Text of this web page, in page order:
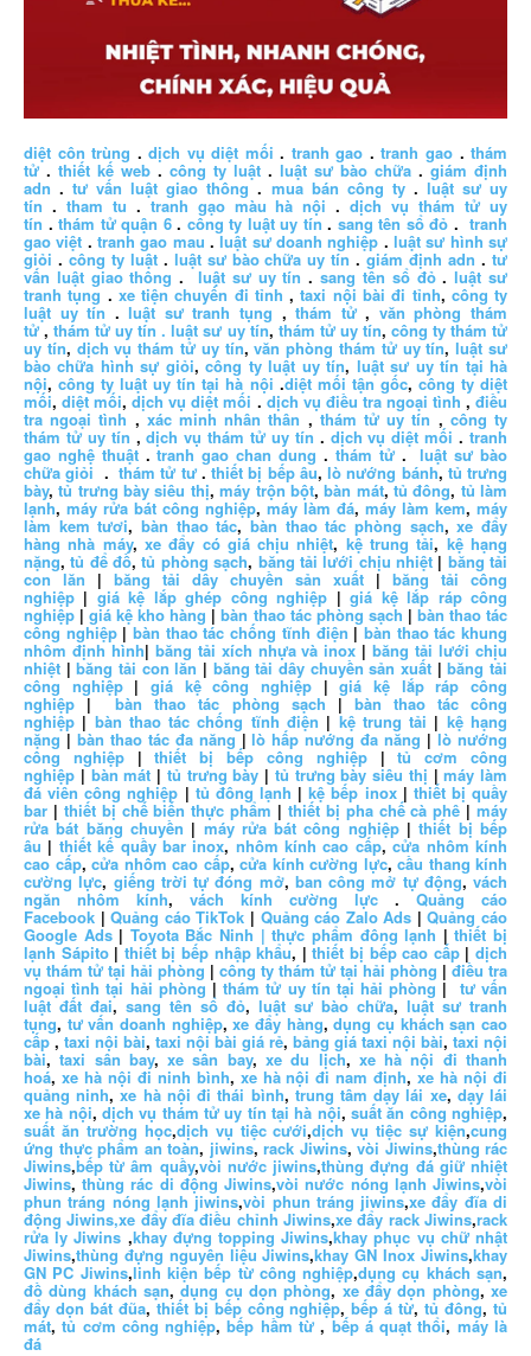
diệt côn trùng .dịch vụ diệt mối . tranh gao .tranh gao .thám
tử. thiết kế web . công ty luật . luật sư bào chữa .giám định
adn .tư vấn luật giao thông. mua bán công ty. luật sư uy
tín . tham tu .tranh gạo màu hà nội .dịch vụ thám tử uy
tín .thám tử quận 6. công ty luật uy tín . sang tên sổ đỏ .tranh
gao việt .tranh gao mau .luật sư doanh nghiệp .luật sư hình sự
giỏi . công ty luật. luật sư bào chữa uy tín .giám định adn .tư
vấn luật giao thông .luật sư uy tín .sang tên sổ đỏ.luật sư
tranh tụng . xe tiện chuyến đi tỉnh ,taxi nội bài đi tỉnh, công ty
luật uy tín .luật sư tranh tụng ,thám tử, văn phòng thám
tử,thám tử uy tín . luật sư uy tín, thám tử uy tín, công ty thám tử
uy tín, dịch vụ thám tử uy tín,văn phòng thám tử uy tín,luật sư
bào chữa hình sự giỏi,công ty luật uy tín, luật sư uy tín tại hà
nội,công ty luật uy tín tại hà nội .diệt mối tận gốc, công ty diệt
mối,diệt mối,dịch vụ diệt mối .dịch vụ điều tra ngoại tình ,điều
tra ngoại tình ,xác minh nhân thân ,thám tử uy tín , công ty
thám tử uy tín ,dịch vụ thám tử uy tín . dịch vụ diệt mối .tranh
gao nghệ thuật.tranh gao chan dung . thám tử.luật sư bào
chữa giỏi .thám tử tư.thiết bị bếp âu,lò nướng bánh, tủ trưng
bày,tủ trưng bày siêu thị,máy trộn bột,bàn mát,tủ đông, tủ làm
lạnh, máy rửa bát công nghiệp, máy làm đá, máy làm kem, máy
làm kem tươi,bàn thao tác,bàn thao tác phòng sạch,xe đẩy
hàng nhà máy, xe đẩy có giá chịu nhiệt, kệ trung tải, kệ hạng
nặng,tủ để đồ,tủ phòng sạch, băng tải lưới chịu nhiệt| băng tải
con lăn | băng tải dây chuyền sản xuất | băng tải công
nghiệp | giá kệ lắp ghép công nghiệp |giá kệ lắp ráp công
nghiệp |giá kệ kho hàng |bàn thao tác phòng sạch | bàn thao tác
công nghiệp|bàn thao tác chống tĩnh điện |bàn thao tác khung
nhôm định hình| băng tải xích nhựa và inox|băng tải lưới chịu
nhiệt |băng tải con lăn | băng tải dây chuyền sản xuất |băng tải
công nghiệp|giá kệ công nghiệp |giá kệ lắp ráp công
nghiệp |bàn thao tác phòng sạch| bàn thao tác công
nghiệp | bàn thao tác chống tĩnh điện | kệ trung tải | kệ hạng
nặng| bàn thao tác đa năng|lò hấp nướng đa năng |lò nướng
công nghiệp|thiết bị bếp công nghiệp|tủ cơm công
nghiệp |bàn mát | tủ trưng bày | tủ trưng bày siêu thị |máy làm
đá viên công nghiệp | tủ đông lạnh |kệ bếp inox| thiết bị quầy
bar | thiết bị chế biến thực phẩm | thiết bị pha chế cà phê| máy
rửa bát băng chuyền | máy rửa bát công nghiệp|thiết bị bếp
âu | thiết kế quầy bar inox, nhôm kính cao cấp,cửa nhôm kính
cao cấp, cửa nhôm cao cấp, cửa kính cường lực, cầu thang kính
cường lực, giếng trời tự đóng mở, ban công mở tự động, vách
ngăn nhôm kính, vách kính cường lực .Quảng cáo
Facebook |Quảng cáo TikTok | Quảng cáo Zalo Ads |Quảng cáo
Google Ads| Toyota Bắc Ninh | thực phẩm đông lạnh |thiết bị
lạnh Sápito |thiết bị bếp nhập khẩu, |thiết bị bếp cao cấp|dịch
vụ thám tử tại hải phòng | công ty thám tử tại hải phòng |điều tra
ngoại tình tại hải phòng |thám tử uy tín tại hải phòng | tư vấn
luật đất đai, sang tên sổ đỏ, luật sư bào chữa, luật sư tranh
tụng, tư vấn doanh nghiệp,xe đẩy hàng,dụng cụ khách sạn cao
cấp, taxi nội bài, taxi nội bài giá rẻ, bảng giá taxi nội bài, taxi nội
bài,taxi sân bay,xe sân bay,xe du lịch, xe hà nội đi thanh
hoá, xe hà nội đi ninh bình, xe hà nội đi nam định,xe hà nội đi
quảng ninh,xe hà nội đi thái bình, trung tâm dạy lái xe, dạy lái
xe hà nội,dịch vụ thám tử uy tín tại hà nội,suất ăn công nghiệp,
suất ăn trường học,dịch vụ tiệc cưới,dịch vụ tiệc sự kiện,cung
ứng thực phẩm an toàn, jiwins, rack Jiwins, vòi Jiwins,thùng rác
Jiwins,bếp từ âm quầy,vòi nước jiwins,thùng đựng đá giữ nhiệt
Jiwins,thùng rác di động Jiwins,vòi nước nóng lạnh Jiwins,vòi
phun tráng nóng lạnh jiwins,vòi phun tráng jiwins,xe đẩy đĩa di
động Jiwins,xe đẩy đĩa điều chỉnh Jiwins,xe đẩy rack Jiwins,rack
rửa ly Jiwins ,khay đựng topping Jiwins,khay phục vụ chữ nhật
Jiwins,thùng đựng nguyên liệu Jiwins,khay GN Inox Jiwins,khay
GN PC Jiwins,linh kiện bếp từ công nghiệp,dụng cụ khách sạn,
đồ dùng khách sạn,dụng cụ dọn phòng,xe đẩy dọn phòng,xe
đẩy dọn bát đũa,thiết bị bếp công nghiệp,bếp á từ,tủ đông,tủ
mát,tủ cơm công nghiệp,bếp hầm từ ,bếp á quạt thổi, máy là
đá